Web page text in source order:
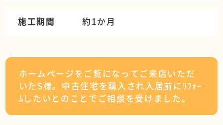
施工期間 約1か月
ホームページをご覧になってご来店いただ
いたS様。中古住宅を購入され入居前にﾘﾌｫｰ
ﾑしたいとのことでご相談を受けました。